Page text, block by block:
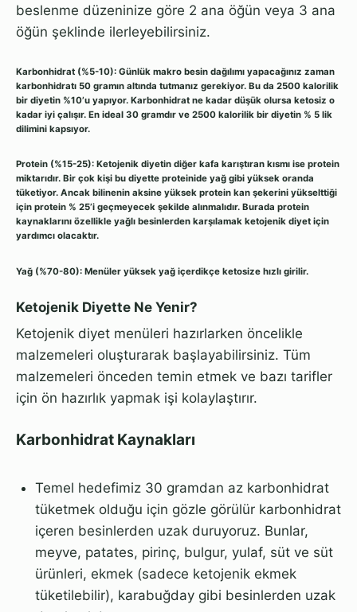
beslenme düzeninize göre 2 ana öğün veya 3 ana
öğün şeklinde ilerleyebilirsiniz.
Karbonhidrat (%5-10): Günlük makro besin dağılımı yapacağınız zaman
karbonhidratı 50 gramın altında tutmanız gerekiyor. Bu da 2500 kalorilik
bir diyetin %10’u yapıyor. Karbonhidrat ne kadar düşük olursa ketosiz o
kadar iyi çalışır. En ideal 30 gramdır ve 2500 kalorilik bir diyetin % 5 lik
dilimini kapsıyor.
Protein (%15-25): Ketojenik diyetin diğer kafa karıştıran kısmı ise protein
miktarıdır. Bir çok kişi bu diyette proteinide yağ gibi yüksek oranda
tüketiyor. Ancak bilinenin aksine yüksek protein kan şekerini yükselttiği
için protein % 25’i geçmeyecek şekilde alınmalıdır. Burada protein
kaynaklarını özellikle yağlı besinlerden karşılamak ketojenik diyet için
yardımcı olacaktır.
Yağ (%70-80): Menüler yüksek yağ içerdikçe ketosize hızlı girilir.
Ketojenik Diyette Ne Yenir?
Ketojenik diyet menüleri hazırlarken öncelikle
malzemeleri oluşturarak başlayabilirsiniz. Tüm
malzemeleri önceden temin etmek ve bazı tarifler
için ön hazırlık yapmak işi kolaylaştırır.
Karbonhidrat Kaynakları
Temel hedefimiz 30 gramdan az karbonhidrat
tüketmek olduğu için gözle görülür karbonhidrat
içeren besinlerden uzak duruyoruz. Bunlar,
meyve, patates, pirinç, bulgur, yulaf, süt ve süt
ürünleri, ekmek (sadece ketojenik ekmek
tüketilebilir), karabuğday gibi besinlerden uzak